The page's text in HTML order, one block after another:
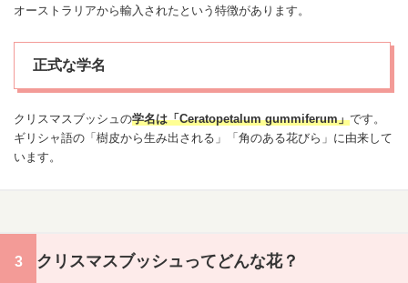
オーストラリアから輸入されたという特徴があります。
正式な学名
クリスマスブッシュの学名は「Ceratopetalum gummiferum」です。
ギリシャ語の「樹皮から生み出される」「角のある花びら」に由来して
います。
クリスマスブッシュってどんな花？